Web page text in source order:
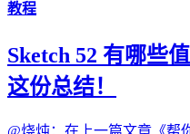
教程
Sketch 52 有哪些
这份总结！